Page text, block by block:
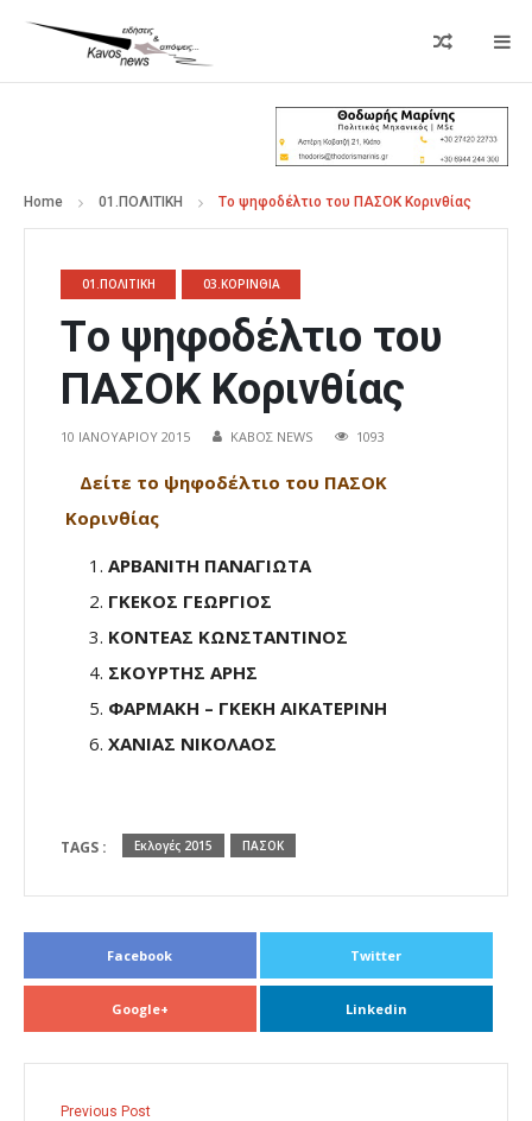
Home 01.ΠΟΛΙΤΙΚΗ Τo ψηφοδέλτιο του ΠΑΣΟΚ Κορινθίας
01.ΠΟΛΙΤΙΚΗ 03.ΚΟΡΙΝΘΙΑ
Τo ψηφοδέλτιο του
ΠΑΣΟΚ Κορινθίας
10 ΙΑΝΟΥΑΡΊΟΥ 2015 ΚΑΒΟΣ NEWS 1093
Δείτε τo ψηφοδέλτιο του ΠΑΣΟΚ
Κορινθίας
ΑΡΒΑΝΙΤΗ ΠΑΝΑΓΙΩΤΑ
ΓΚΕΚΟΣ ΓΕΩΡΓΙΟΣ
ΚΟΝΤΕΑΣ ΚΩΝΣΤΑΝΤΙΝΟΣ
ΣΚΟΥΡΤΗΣ ΑΡΗΣ
ΦΑΡΜΑΚΗ – ΓΚΕΚΗ ΑΙΚΑΤΕΡΙΝΗ
ΧΑΝΙΑΣ ΝΙΚΟΛΑΟΣ
TAGS : Εκλογές 2015 ΠΑΣΟΚ
Facebook Twitter
Google+ Linkedin
Previous Post